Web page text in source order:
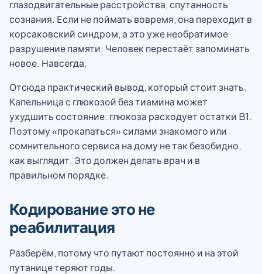
глазодвигательные расстройства, спутанность
сознания. Если не поймать вовремя, она переходит в
корсаковский синдром, а это уже необратимое
разрушение памяти. Человек перестаёт запоминать
новое. Навсегда.
Отсюда практический вывод, который стоит знать.
Капельница с глюкозой без тиамина может
ухудшить состояние: глюкоза расходует остатки B1.
Поэтому «прокапаться» силами знакомого или
сомнительного сервиса на дому не так безобидно,
как выглядит. Это должен делать врач и в
правильном порядке.
Кодирование это не
реабилитация
Разберём, потому что путают постоянно и на этой
путанице теряют годы.